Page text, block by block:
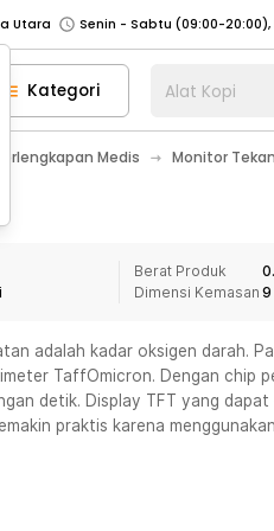
Utara
Barat
Senin - Jumat (07:00 -
Senin - Jumat (08:00 - 20:00),
Senin - Jumat (08:00 - 20:00),
Senin - Sabtu (09:00-
Barat
Senin - Sabtu (09:00-
Barat
Senin - Jumat (07:00 -
Senin - Jumat (08:00 - 20:00),
Kategori Alat Kopi
Perlengkapan Medis Monitor
Berat Produk
Dimensi Kemasan 9
adalah kadar oksigen darah.
TaffOmicron. Dengan chip
detik. Display TFT yang dapat
praktis karena